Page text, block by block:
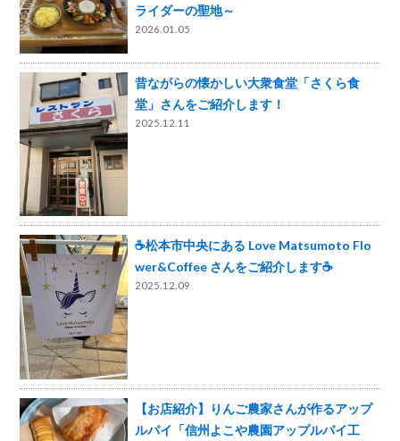
ライダーの聖地～
2026.01.05
昔ながらの懐かしい大衆食堂「さくら食
堂」さんをご紹介します！
2025.12.11
☕松本市中央にある Love Matsumoto Flo
wer&Coffee さんをご紹介します☕
2025.12.09
【お店紹介】りんご農家さんが作るアップ
ルパイ「信州よこや農園アップルパイ工